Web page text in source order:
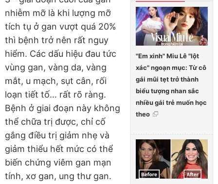
"Em xinh" Miu Lê "lột
xác" ngoạn mục: Từ cô
gái mũi tẹt trở thành
biểu tượng nhan sắc
nhiều gái trẻ muốn học
theo
nhiễm mỡ là khi lượng mỡ
tích tụ ở gan vượt quá 20%
thì bệnh trở nên rất nguy
hiểm. Các dấu hiệu đau tức
vùng gan, vàng da, vàng
mắt, u mạch, sụt cân, rối
loạn tiết tố… rất rõ ràng.
Bệnh ở giai đoạn này không
thể chữa trị được, chỉ cố
gắng điều trị giảm nhẹ và
giảm thiểu hết mức có thể
biến chứng viêm gan mạn
tính, xơ gan, ung thư gan.